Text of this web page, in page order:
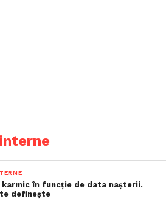
karmic în funcție de data nașterii.
definește